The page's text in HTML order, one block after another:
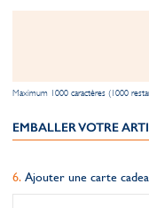
Maximum 1000 caractères (1000
EMBALLER VOTRE
Ajouter une carte